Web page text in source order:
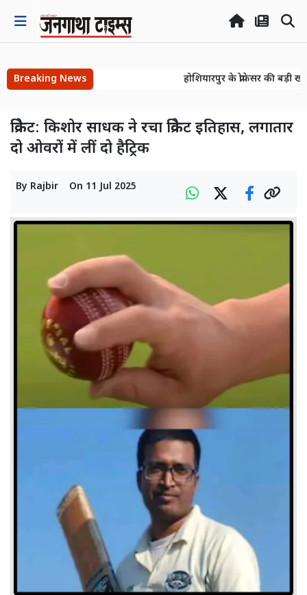
Breaking News
होशियारपुर के प्रोफेसर की बड़ी
क्रिकेट: किशोर साधक ने रचा क्रिकेट इतिहास, लगातार
दो ओवरों में लीं दो हैट्रिक
By Rajbir On 11 Jul 2025